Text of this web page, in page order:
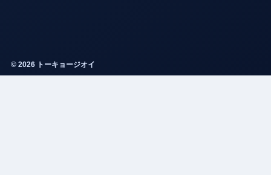
© 2026 トーキョージオイ